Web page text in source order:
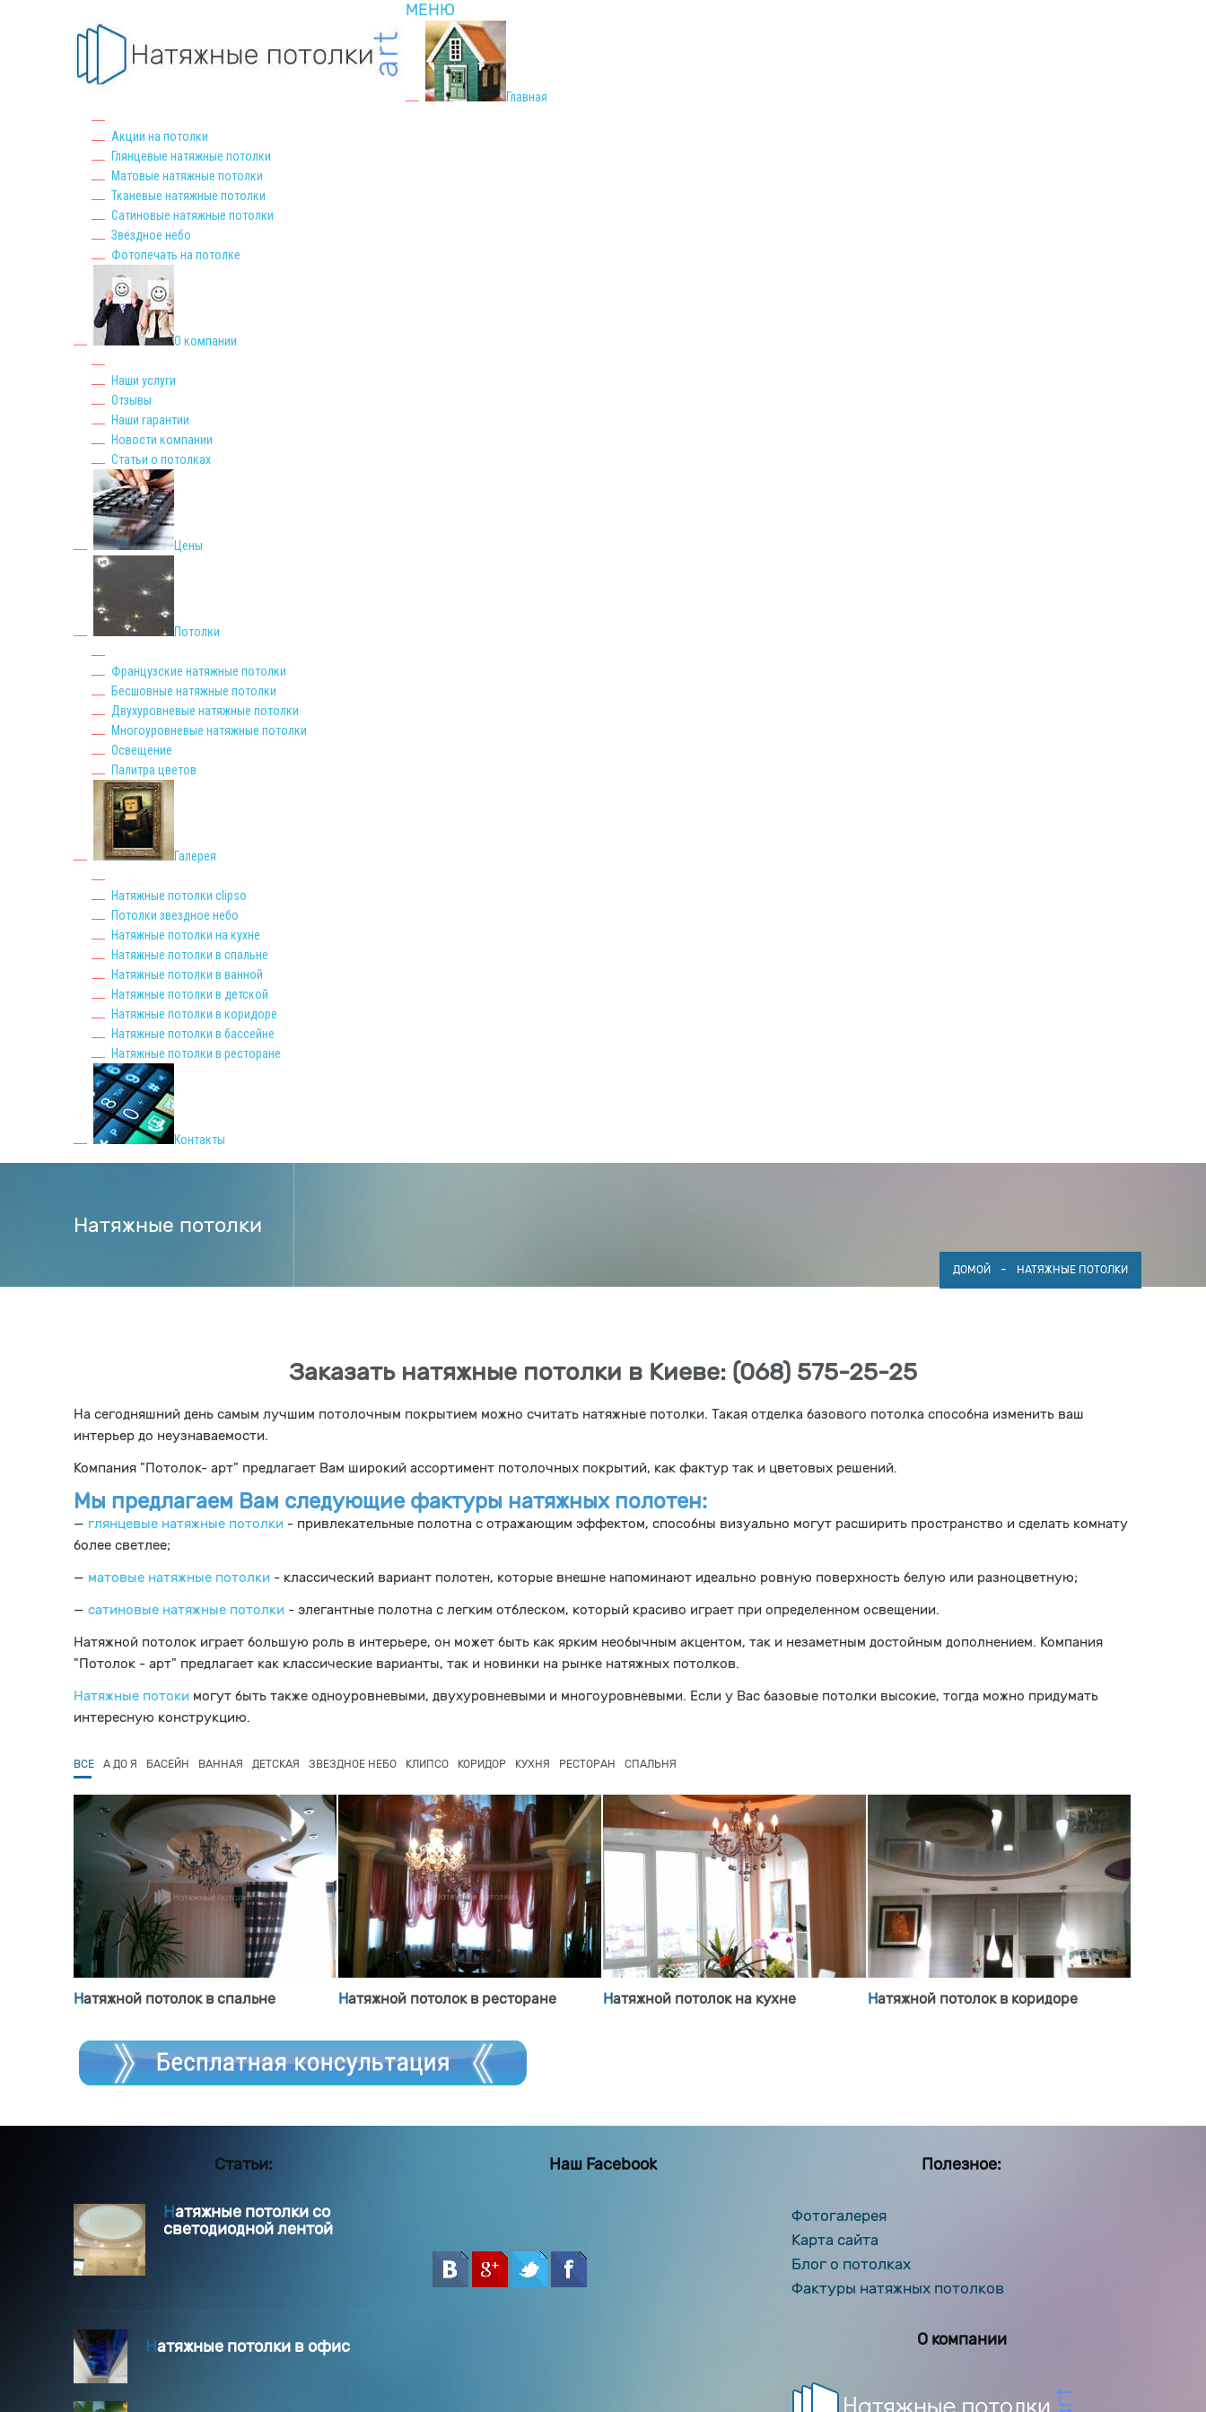
МЕНЮ
Главная
Акции на потолки
Глянцевые натяжные потолки
Матовые натяжные потолки
Тканевые натяжные потолки
Сатиновые натяжные потолки
Звёздное небо
Фотопечать на потолке
О компании
Наши услуги
Отзывы
Наши гарантии
Новости компании
Статьи о потолках
Цены
Потолки
Французские натяжные потолки
Бесшовные натяжные потолки
Двухуровневые натяжные потолки
Многоуровневые натяжные потолки
Освещение
Палитра цветов
Галерея
Натяжные потолки clipso
Потолки звездное небо
Натяжные потолки на кухне
Натяжные потолки в спальне
Натяжные потолки в ванной
Натяжные потолки в детской
Натяжные потолки в коридоре
Натяжные потолки в бассейне
Натяжные потолки в ресторане
Контакты
Натяжные потолки
ДОМОЙ - НАТЯЖНЫЕ ПОТОЛКИ
Заказать натяжные потолки в Киеве: (068) 575-25-25
На сегодняшний день самым лучшим потолочным покрытием можно считать натяжные потолки. Такая отделка базового потолка способна изменить ваш
интерьер до неузнаваемости.
Компания "Потолок- арт" предлагает Вам широкий ассортимент потолочных покрытий, как фактур так и цветовых решений.
Мы предлагаем Вам следующие фактуры натяжных полотен:
— глянцевые натяжные потолки - привлекательные полотна с отражающим эффектом, способны визуально могут расширить пространство и сделать комнату
более светлее;
— матовые натяжные потолки - классический вариант полотен, которые внешне напоминают идеально ровную поверхность белую или разноцветную;
— сатиновые натяжные потолки - элегантные полотна с легким отблеском, который красиво играет при определенном освещении.
Натяжной потолок играет большую роль в интерьере, он может быть как ярким необычным акцентом, так и незаметным достойным дополнением. Компания
"Потолок - арт" предлагает как классические варианты, так и новинки на рынке натяжных потолков.
Натяжные потоки могут быть также одноуровневыми, двухуровневыми и многоуровневыми. Если у Вас базовые потолки высокие, тогда можно придумать
интересную конструкцию.
ВСЕ А ДО Я БАСЕЙН ВАННАЯ ДЕТСКАЯ ЗВЕЗДНОЕ НЕБО КЛИПСО КОРИДОР КУХНЯ РЕСТОРАН СПАЛЬНЯ
Натяжной потолок в спальне Натяжной потолок в ресторане Натяжной потолок на кухне Натяжной потолок в коридоре
Статьи:
Натяжные потолки со
светодиодной лентой
Натяжные потолки в офис
Наш Facebook Полезное:
Фотогалерея
Карта сайта
Блог о потолках
Фактуры натяжных потолков
О компании